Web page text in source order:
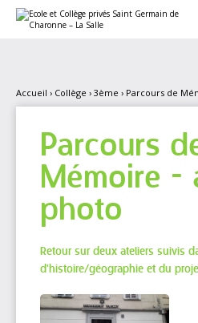
contenu.
personnels
Accueil › Collège › 3ème › Parcours de
Parcours
Mémoire -
photo
Retour sur deux ateliers suivis
d'histoire/géographie et du